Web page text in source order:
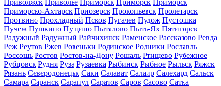
Приволжск Приволье Приморск Приморск Приморск
Приморско-Ахтарск Приозерск Прокопьевск Пролетарск
Протвино Прохладный Псков Пугачев Пудож Пустошка
Пучеж Пушкино Пущино Пыталово Пыть-Ях Пятигорск
Радужный Радужный Райчихинск Раменское Рассказово Ревда
Реж Реутов Ржев Ровеньки Родинское Родники Рославль
Россошь Ростов Ростов-на-Дону Рошаль Ртищево Рубежное
Рубцовск Рудня Руза Рузаевка Рыбинск Рыбное Рыльск Ряжск
Рязань Сєвєродонецьк Саки Салават Салаир Салехард Сальск
Самара Саранск Сарапул Саратов Саров Сасово Сатка